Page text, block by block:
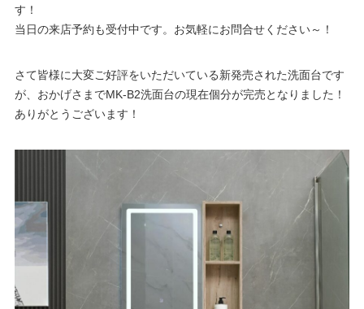
す！
当日の来店予約も受付中です。お気軽にお問合せください～！
さて皆様に大変ご好評をいただいている新発売された洗面台です
が、おかげさまでMK-B2洗面台の現在個分が完売となりました！
ありがとうございます！